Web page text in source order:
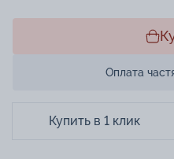
Оплата
Купить в 1 клик